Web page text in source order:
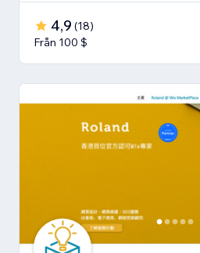
4,9 (18)
Från 100 $